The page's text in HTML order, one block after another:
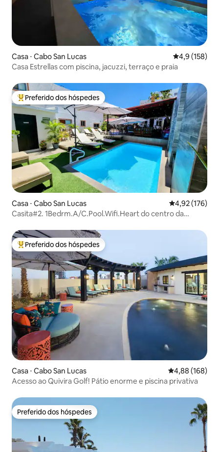
Casa ⋅ Cabo San Lucas 4,9 de uma
4,9 (158)
Casa Estrellas com piscina, jacuzzi, terraço e praia
Entre os melhores preferidos dos hóspedes
Preferido dos hóspedes
Casa ⋅ Cabo San Lucas 4,92 de uma
4,92 (176)
Casita#2. 1Bedrm.A/C.Pool.Wifi.Heart do centro da
Entre os melhores preferidos dos hóspedes
Preferido dos hóspedes
Casa ⋅ Cabo San Lucas 4,88 de uma
4,88 (168)
Acesso ao Quivira Golf! Pátio enorme e piscina privativa
Preferido dos hóspedes
Preferido dos hóspedes